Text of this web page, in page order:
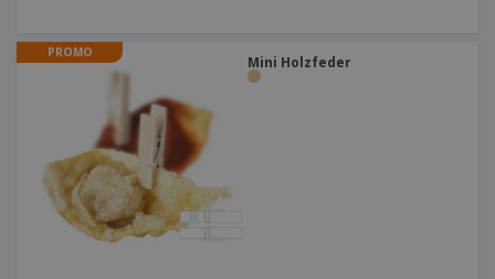
PROMO
Mini Holzfeder